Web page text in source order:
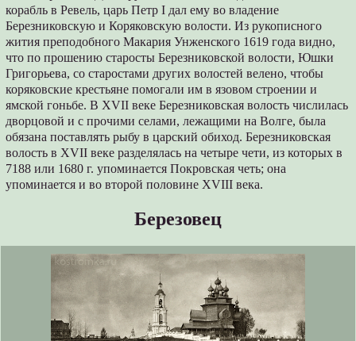
корабль в Ревель, царь Петр I дал ему во владение
Березниковскую и Коряковскую волости. Из рукописного
жития преподобного Макария Унженского 1619 года видно,
что по прошению старосты Березниковской волости, Юшки
Григорьева, со старостами других волостей велено, чтобы
коряковские крестьяне помогали им в язовом строении и
ямской гоньбе. В XVII веке Березниковская волость числилась
дворцовой и с прочими селами, лежащими на Волге, была
обязана поставлять рыбу в царский обиход. Березниковская
волость в XVII веке разделялась на четыре чети, из которых в
7188 или 1680 г. упоминается Покровская четь; она
упоминается и во второй половине XVIII века.
Березовец